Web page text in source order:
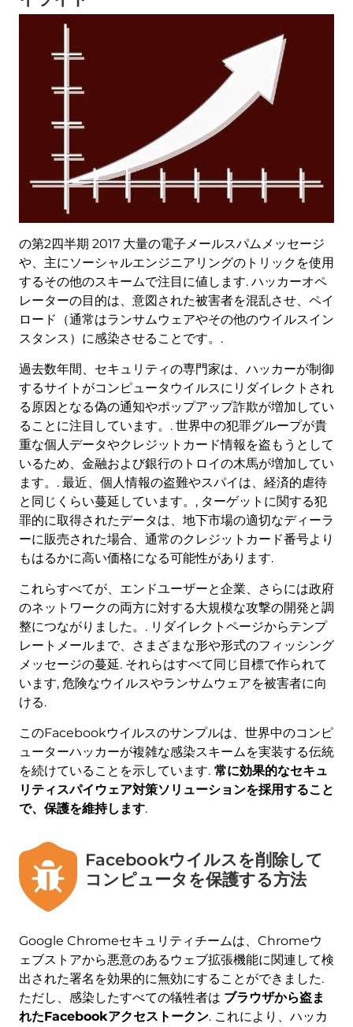
の第2四半期 2017 大量の電子メールスパムメッセージ
や、主にソーシャルエンジニアリングのトリックを使用
するその他のスキームで注目に値します. ハッカーオペ
レーターの目的は、意図された被害者を混乱させ、ペイ
ロード（通常はランサムウェアやその他のウイルスイン
スタンス）に感染させることです。.
過去数年間、セキュリティの専門家は、ハッカーが制御
するサイトがコンピュータウイルスにリダイレクトされ
る原因となる偽の通知やポップアップ詐欺が増加してい
ることに注目しています。. 世界中の犯罪グループが貴
重な個人データやクレジットカード情報を盗もうとして
いるため、金融および銀行のトロイの木馬が増加してい
ます。. 最近、個人情報の盗難やスパイは、経済的虐待
と同じくらい蔓延しています。, ターゲットに関する犯
罪的に取得されたデータは、地下市場の適切なディーラ
ーに販売された場合、通常のクレジットカード番号より
もはるかに高い価格になる可能性があります.
これらすべてが、エンドユーザーと企業、さらには政府
のネットワークの両方に対する大規模な攻撃の開発と調
整につながりました。. リダイレクトページからテンプ
レートメールまで、さまざまな形や形式のフィッシング
メッセージの蔓延. それらはすべて同じ目標で作られて
います, 危険なウイルスやランサムウェアを被害者に向
ける.
このFacebookウイルスのサンプルは、世界中のコンピ
ューターハッカーが複雑な感染スキームを実装する伝統
を続けていることを示しています.常に効果的なセキュ
リティスパイウェア対策ソリューションを採用すること
で、保護を維持します.
Facebookウイルスを削除して
コンピュータを保護する方法
Google Chromeセキュリティチームは、Chromeウ
ェブストアから悪意のあるウェブ拡張機能に関連して検
出された署名を効果的に無効にすることができました.
ただし、感染したすべての犠牲者は ブラウザから盗ま
れたFacebookアクセストークン. これにより、ハッカ